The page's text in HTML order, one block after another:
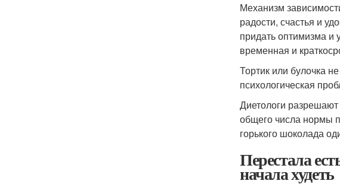
Механизм
радости, счастья и
придать оптимизма и
временная и
Тортик или булочка
психологическая
Диетологи
общего числа нормы
горького шоколада
Перестала
начала худеть